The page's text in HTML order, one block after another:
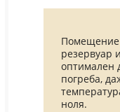
Помещение
резервуар
оптимален
погреба,
ноля.